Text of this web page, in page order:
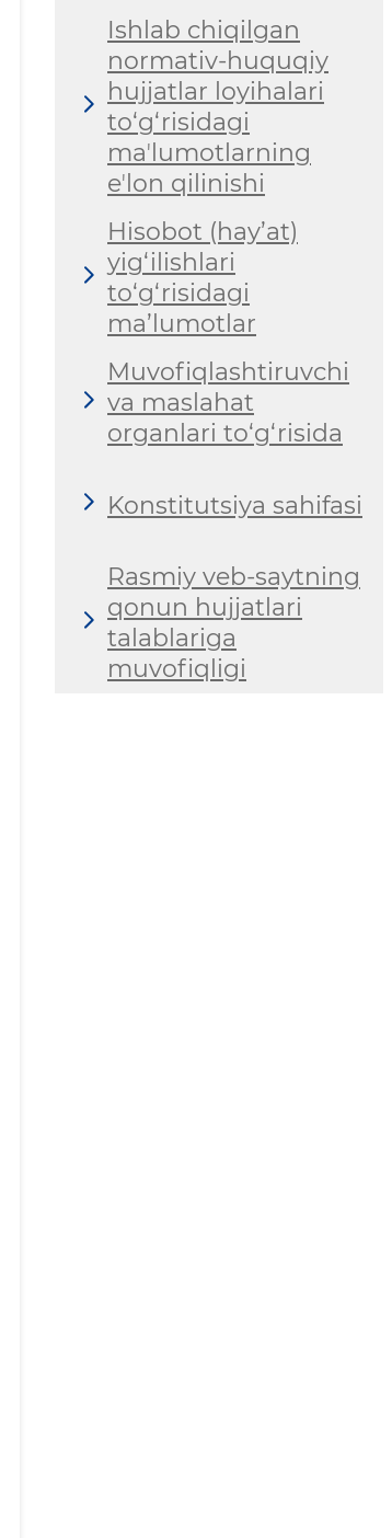
Ishlab chiqilgan
normativ-huquqiy
hujjatlar loyihalari
to‘g‘risidagi
maʼlumotlarning
eʼlon qilinishi
Hisobot (hay’at)
yig‘ilishlari
to‘g‘risidagi
ma’lumotlar
Muvofiqlashtiruvchi
va maslahat
organlari to‘g‘risida
Konstitutsiya sahifasi
Rasmiy veb-saytning
qonun hujjatlari
talablariga
muvofiqligi